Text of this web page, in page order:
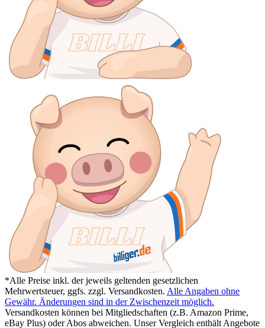
*Alle Preise inkl. der jeweils geltenden gesetzlichen
Mehrwertsteuer, ggfs. zzgl. Versandkosten. Alle Angaben ohne
Gewähr. Änderungen sind in der Zwischenzeit möglich.
Versandkosten können bei Mitgliedschaften (z.B. Amazon Prime,
eBay Plus) oder Abos abweichen. Unser Vergleich enthält Angebote